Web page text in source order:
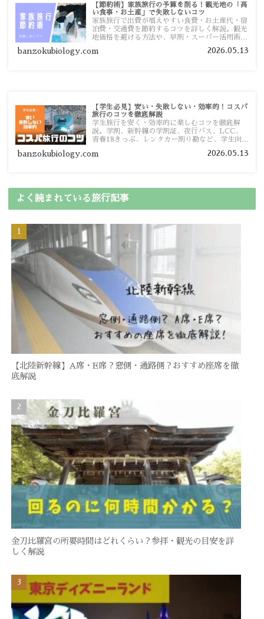
【節約術】家族旅行の予算を削る！観光地の「高
い食事・お土産」で失敗しないコツ
家族旅行で出費が増えやすい食費・お土産代・宿
泊費・交通費を節約するコツを詳しく解説。観光
地価格を避ける方法や、早割・スーパー活用術、
banzokubiology.com 2026.05.13
【学生必見】安い・失敗しない・効率的！コスパ
旅行のコツを徹底解説
学生旅行を安く・効率的に楽しむコツを徹底解
説。学割、新幹線の学割証、夜行バス、LCC、
青春18きっぷ、レンタカー割り勘など、学生向け
banzokubiology.com 2026.05.13
よく読まれている旅行記事
【北陸新幹線】A席・E席？窓側・通路側？おすすめ座席を徹
底解説
金刀比羅宮の所要時間はどれくらい？参拝・観光の目安を詳
しく解説